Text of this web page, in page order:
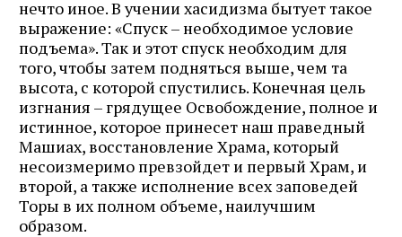
нечто иное. В учении хасидизма бытует такое
выражение: «Спуск – необходимое условие
подъема». Так и этот спуск необходим для
того, чтобы затем подняться выше, чем та
высота, с которой спустились. Конечная цель
изгнания – грядущее Освобождение, полное и
истинное, которое принесет наш праведный
Машиах, восстановление Храма, который
несоизмеримо превзойдет и первый Храм, и
второй, а также исполнение всех заповедей
Торы в их полном объеме, наилучшим
образом.